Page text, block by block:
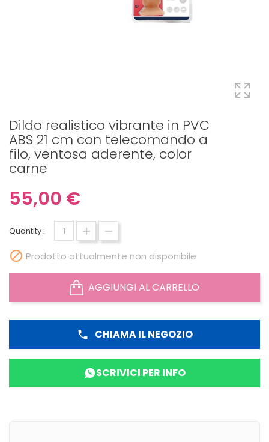
Dildo realistico vibrante in PVC
ABS 21 cm con telecomando a
filo, ventosa aderente, color
carne
55,00 €
Quantity :
 Prodotto attualmente non disponibile
AGGIUNGI AL CARRELLO
phone CHIAMA IL NEGOZIO
SCRIVICI PER INFO